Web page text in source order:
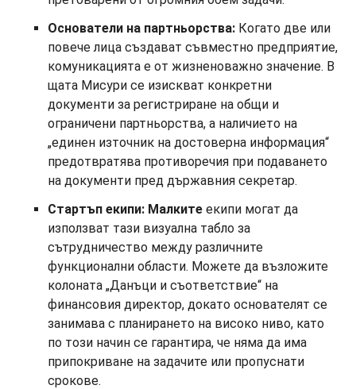
Основатели на партньорства: Когато две или
повече лица създават съвместно предприятие,
комуникацията е от жизненоважно значение. В
щата Мисури се изискват конкретни
документи за регистриране на общи и
ограничени партньорства, а наличието на
„единен източник на достоверна информация“
предотвратява противоречия при подаването
на документи пред държавния секретар.
Стартъп екипи: Малките екипи могат да
използват тази визуална табло за
сътрудничество между различните
функционални области. Можете да възложите
колоната „Данъци и съответствие“ на
финансовия директор, докато основателят се
занимава с планирането на високо ниво, като
по този начин се гарантира, че няма да има
припокриване на задачите или пропуснати
срокове.